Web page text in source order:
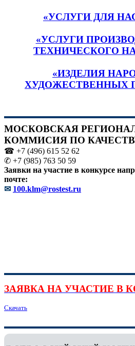
«УСЛУГИ ДЛЯ
«УСЛУГИ
ТЕХНИЧЕСКОГО
«ИЗДЕЛИЯ
ХУДОЖЕСТВЕННЫХ
МОСКОВСКАЯ
КОММИСИЯ ПО
☎ +7 (496) 615 52 62
✆ +7 (985) 763 50 59
Заявки на участие в конкурсе
почте:
✉ 100.klm@rostest.ru
ЗАЯВКА НА УЧАСТИЕ В
Скачать